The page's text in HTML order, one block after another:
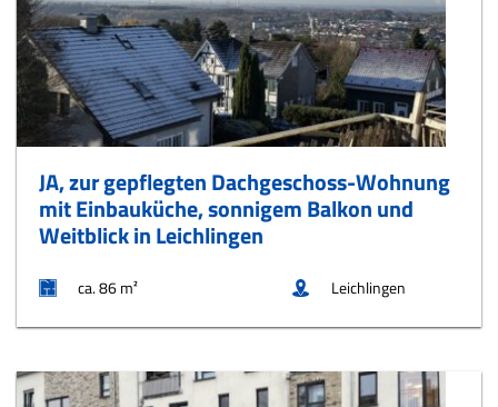
JA, zur gepflegten Dachgeschoss-Wohnung
mit Einbauküche, sonnigem Balkon und
Weitblick in Leichlingen
ca. 86 m² Leichlingen